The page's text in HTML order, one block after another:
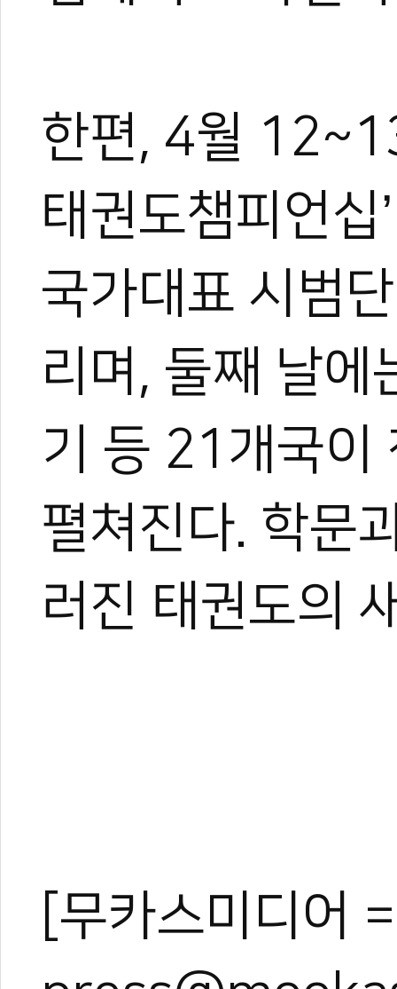
한편, 4월
태권도챔피언
국가대표 시범
리며, 둘째 날에
기 등 21개국이
펼쳐진다. 학문
러진 태권도의
[무카스미디어